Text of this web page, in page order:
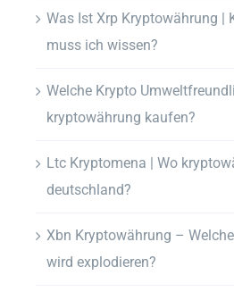
Was Ist Xrp Kryptowährung |
muss ich wissen?
Welche Krypto
kryptowährung kaufen?
Ltc Kryptomena | Wo
deutschland?
Xbn Kryptowährung –
wird explodieren?